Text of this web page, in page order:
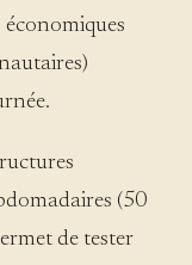
(50
de tester